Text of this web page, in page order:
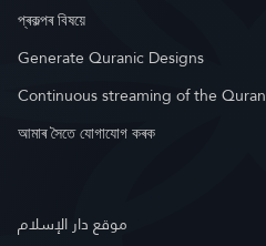
প্ৰকল্পৰ বিষয়ে
Generate Quranic Designs
Continuous streaming of the Quran
আমাৰ সৈতে যোগাযোগ কৰক
موقع دار الإسلام